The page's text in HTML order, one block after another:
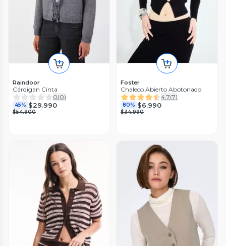
Raindoor
Cárdigan Cinta
0(0)
45% $29.990
$54.900
Foster
Chaleco Abierto Abotonado
4.7(7)
80% $6.990
$34.990